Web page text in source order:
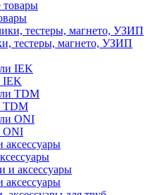
тестеры, магнето, УЗИП
IEK
TDM
ONI
аксессуары